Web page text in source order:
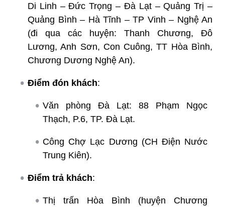
Di Linh – Đức Trọng – Đà Lạt – Quảng Trị –
Quảng Bình – Hà Tĩnh – TP Vinh – Nghệ An
(đi qua các huyện: Thanh Chương, Đô
Lương, Anh Sơn, Con Cuông, TT Hòa Bình,
Chương Dương Nghệ An).
Điểm đón khách:
Văn phòng Đà Lạt: 88 Phạm Ngọc
Thạch, P.6, TP. Đà Lạt.
Công Chợ Lạc Dương (CH Điện Nước
Trung Kiên).
Điểm trả khách:
Thị trấn Hòa Bình (huyện Chương